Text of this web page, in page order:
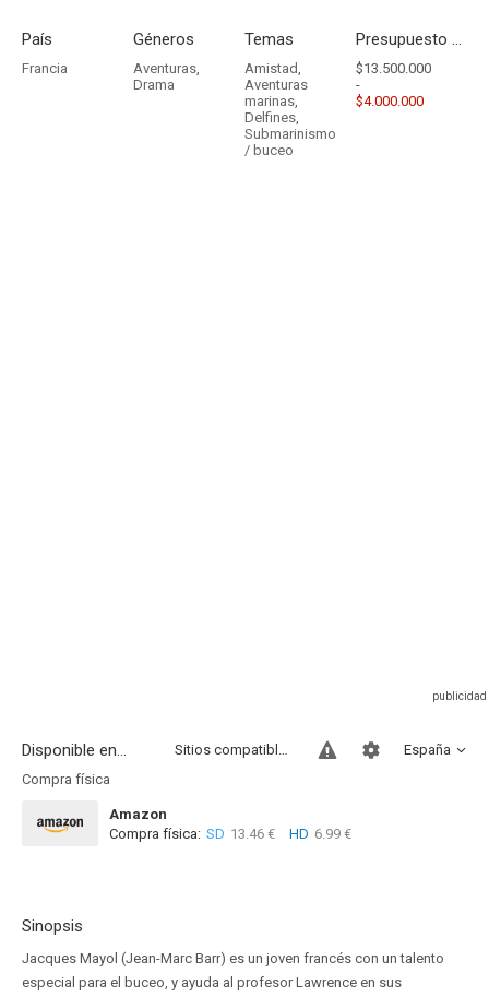
País
Francia
Géneros
Aventuras,
Drama
Temas
Amistad,
Aventuras
marinas,
Delfines,
Submarinismo
/ buceo
Presupuesto - Ingresos
$13.500.000
-
$4.000.000
Disponible en... España
Sitios compatibles
Compra física
Amazon
Compra física: SD 13.46 € HD 6.99 €
Sinopsis
Jacques Mayol (Jean-Marc Barr) es un joven francés con un talento
especial para el buceo, y ayuda al profesor Lawrence en sus